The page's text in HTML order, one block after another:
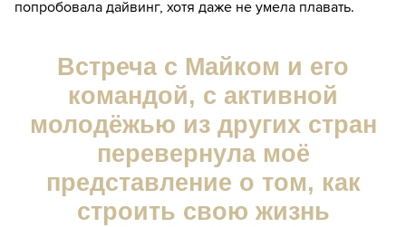
попробовала дайвинг, хотя даже не умела плавать.
Встреча с Майком и его
командой, с активной
молодёжью из других стран
перевернула моё
представление о том, как
строить свою жизнь